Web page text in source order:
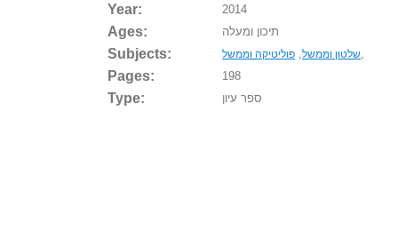
Year: 2014
Ages: תיכון ומעלה
Subjects: שלטון וממשל, פוליטיקה וממשל ,
Pages: 198
Type: ספר עיון